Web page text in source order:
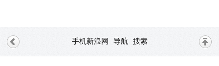
手机新浪网 导航 搜索